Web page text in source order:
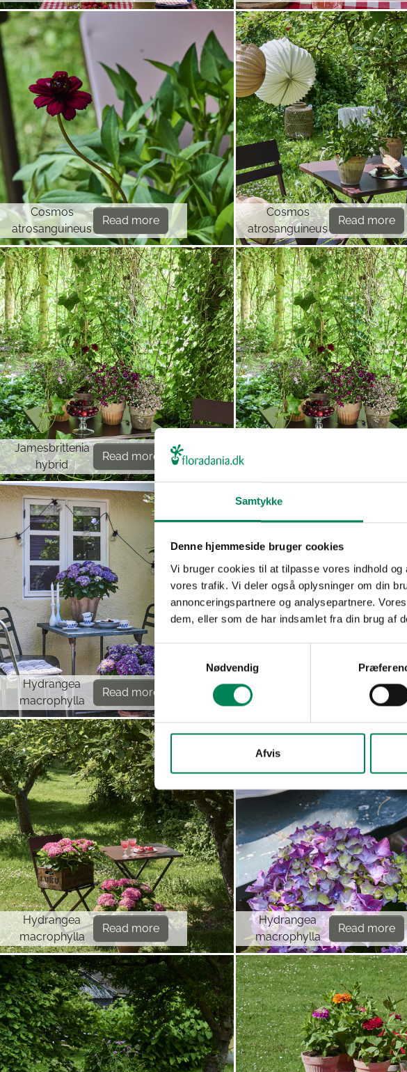
Samtykke
Denne hjemmeside bruger cookies
Vi bruger cookies til at tilpasse vores indhold
vores trafik. Vi deler også oplysninger om din
annonceringspartnere og analysepartnere.
dem, eller som de har indsamlet fra din brug af
Samtykkevalg
Nødvendig
Afvis
Cosmos
atrosanguineus
Read more
Cosmos
atrosanguineus
Read more
Jamesbrittenia
hybrid
Read more
Hydrangea
macrophylla
Read more Read more
Hydrangea
macrophylla
Read more
Hydrangea
macrophylla
Read more